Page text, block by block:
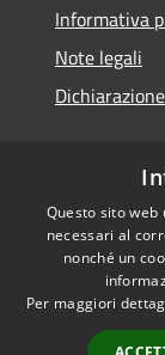
Informativa
Note legali
RSS
Accessibilità
Questo sito
necessari al
nonché un
Per maggiori